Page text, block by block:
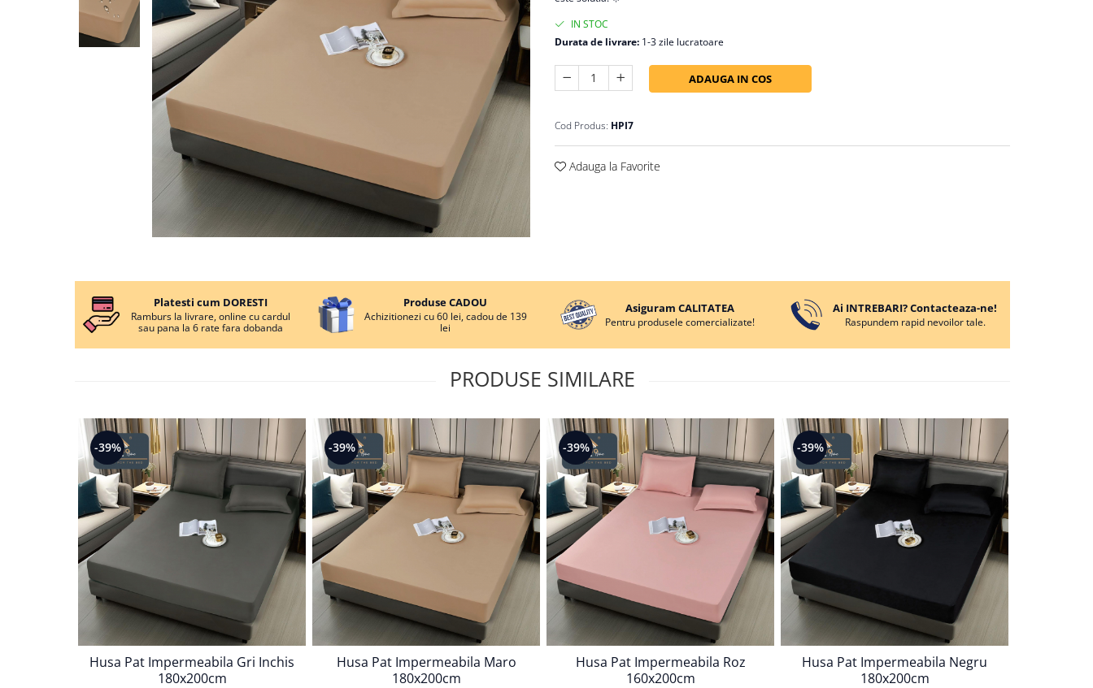
Cearceaf cu elastic
Cearceaf normal
Lenjerii De Pat Creponate
Lenjerii De Pat Bumbac Poplin 2
Lenjerii De Pat Bumbac Poplin,
Lenjerii De Pat Bumbac Satinat 2
Lenjerii De Pat Cocolino
Lenjerii De Pat Premium Collection
Set Lenjerie De Pat, 7 Piese, Cu
Pilota / Cuvertura Inclusa
Set Lenjerie De Pat Jacquard Regal,
11 Piese, Cuvertura Inclusa
Lenjerii Damasc Egiptean King Size
Lenjerii De Pat, Finet Premium, 1
Lenjerii De Pat Damasc 1 Persoana
Lenjerii De Pat, Imprimeu 3D, 1
Facebook
IN STOC
Durata de livrare: 1-3 zile lucratoare
ADAUGA IN COS
Cod Produs: HPI7
Adauga la Favorite
Platesti cum DORESTI
Ramburs la livrare, online cu cardul
sau pana la 6 rate fara dobanda
Produse CADOU
Achizitionezi cu 60 lei, cadou de 139
lei
Asiguram CALITATEA
Pentru produsele comercializate!
Ai INTREBARI? Contacteaza-ne!
Raspundem rapid nevoilor tale.
PRODUSE SIMILARE
-39%
Husa Pat Impermeabila Gri Inchis
180x200cm
-39%
Husa Pat Impermeabila Maro
180x200cm
-39%
Husa Pat Impermeabila Roz
160x200cm
-39%
Husa Pat Impermeabila Negru
180x200cm